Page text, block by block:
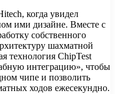
когда увидел
ими дизайне. Вместе с
собственного
шахматной
технология ChipTest
интеграцию», чтобы
чипе и позволить
ходов ежесекундно.